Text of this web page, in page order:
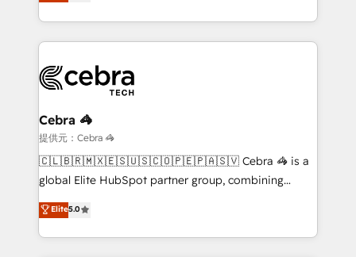
technology for integrations • Multilingual team:
technical execution to help teams scale faster—with
cleaner data, smarter automation, and more
Implementation & Migration · Native & Custom
Reporting & Analytics · GTM Architecture · Sales &
Marketing Enablement If you’re ready to elevate
HubSpot from “just your CRM” to your growth
infrastructure—let’s talk.
Cebra 🦓
提供元：Cebra 🦓
🇨🇱🇧🇷🇲🇽🇪🇸🇺🇸🇨🇴🇵🇪🇵🇦🇸🇻 Cebra 🦓 is a
global Elite HubSpot partner group, combining
technology, marketing and media expertise across
Latin America and Southern Europe, with teams
across 9 countries. Born in Chile, we combine local
Elite5.0